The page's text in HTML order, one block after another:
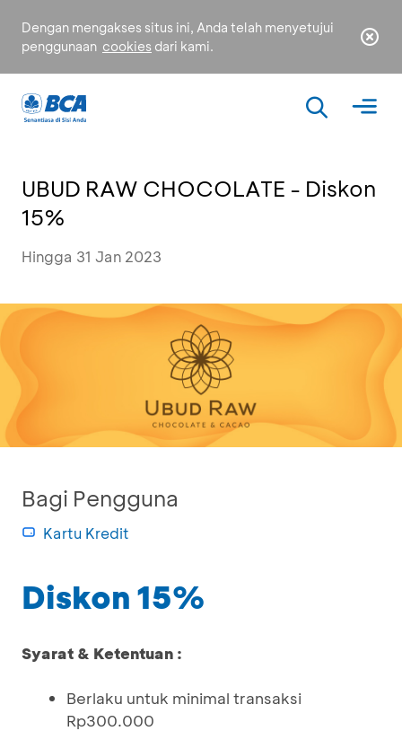
Dengan mengakses situs ini, Anda telah menyetujui
penggunaan cookies dari kami.
UBUD RAW CHOCOLATE - Diskon
15%
Hingga 31 Jan 2023
Bagi Pengguna
Kartu Kredit
Diskon 15%
Syarat & Ketentuan :
Berlaku untuk minimal transaksi
Rp300.000